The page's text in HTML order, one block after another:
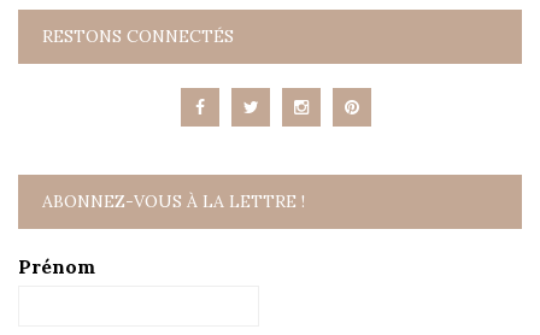
RESTONS CONNECTÉS
ABONNEZ-VOUS À LA LETTRE !
Prénom